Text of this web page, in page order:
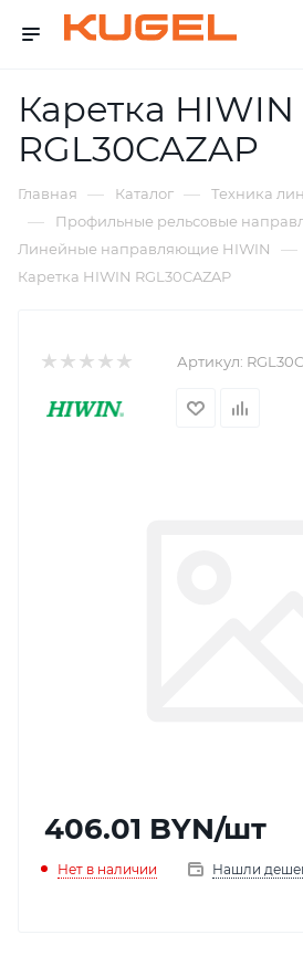
Каретка HIWIN
RGL30CAZAP
Главная — Каталог — Техника
— Профильные рельсовые
Линейные направляющие HIWIN —
Каретка HIWIN RGL30CAZAP
Артикул:
406.01 BYN/шт
Нет в наличии Нашли